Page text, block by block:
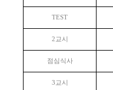
TEST
2 교시
점심식사
3 교시